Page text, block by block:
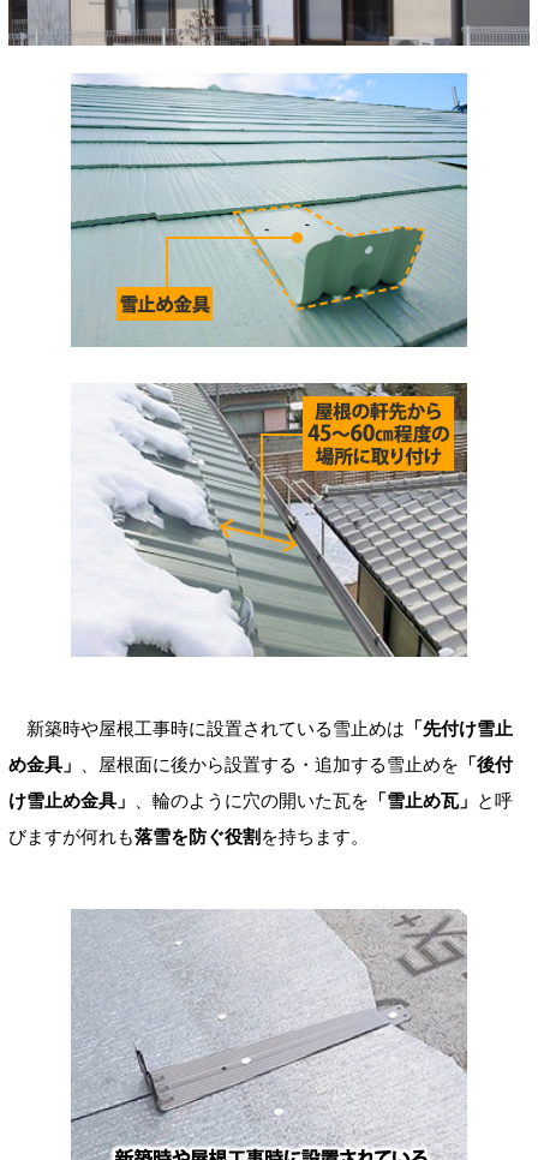
新築時や屋根工事時に設置されている雪止めは 「先付け雪止
め金具」
、屋根面に後から設置する・追加する雪止めを 「後付
け雪止め金具」
、輪のように穴の開いた瓦を 「雪止め瓦」 と呼
びますが何れも落雪を防ぐ役割 を持ちます。